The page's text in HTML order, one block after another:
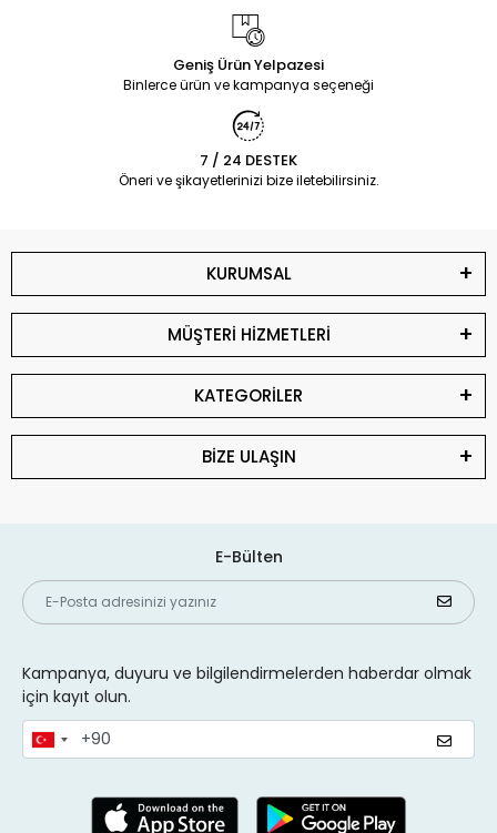
Geniş Ürün Yelpazesi
Binlerce ürün ve kampanya seçeneği
7 / 24 DESTEK
Öneri ve şikayetlerinizi bize iletebilirsiniz.
KURUMSAL
MÜŞTERİ HİZMETLERİ
KATEGORİLER
BİZE ULAŞIN
E-Bülten
Kampanya, duyuru ve bilgilendirmelerden haberdar olmak
için kayıt olun.